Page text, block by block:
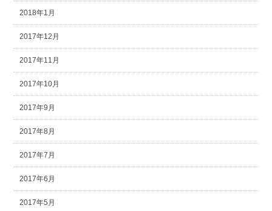
2018年1月
2017年12月
2017年11月
2017年10月
2017年9月
2017年8月
2017年7月
2017年6月
2017年5月